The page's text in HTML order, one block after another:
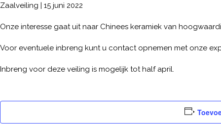
Zaalveiling | 15 juni 2022
Onze interesse gaat uit naar Chinees keramiek van
Voor eventuele inbreng kunt u contact opnemen met onze
Inbreng voor deze veiling is mogelijk tot half april.